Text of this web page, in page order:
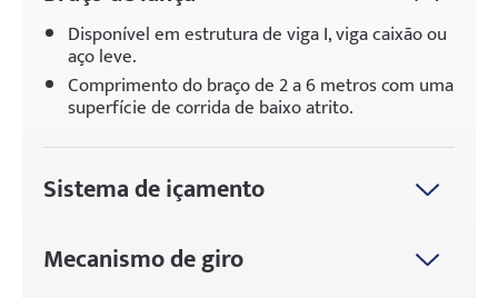
Disponível em estrutura de viga I, viga caixão ou
aço leve.
Comprimento do braço de 2 a 6 metros com uma
superfície de corrida de baixo atrito.
Sistema de içamento
de aço ou talha à prova de explosão.
Características padrão: limitadores mecânicos,
Mecanismo de giro